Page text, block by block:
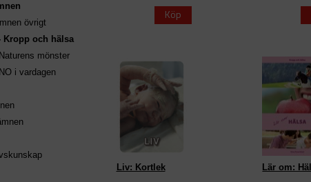
övrigt
Kropp och hälsa
mönster
i vardagen
Köp
Liv: Kortlek Lär om: